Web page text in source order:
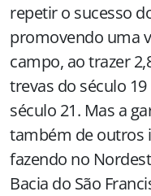
repetir o sucesso
promovendo uma
campo, ao trazer
trevas do século
século 21. Mas a
também de outros
fazendo no
Bacia do São